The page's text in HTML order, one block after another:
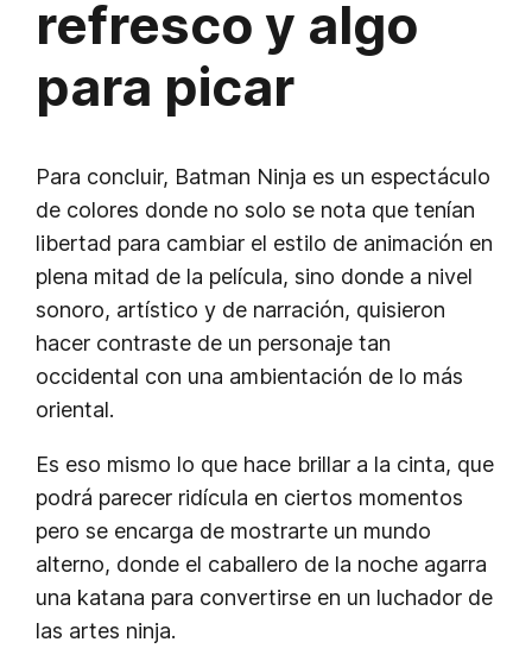
refresco y algo
para picar
Para concluir, Batman Ninja es un espectáculo
de colores donde no solo se nota que tenían
libertad para cambiar el estilo de animación en
plena mitad de la película, sino donde a nivel
sonoro, artístico y de narración, quisieron
hacer contraste de un personaje tan
occidental con una ambientación de lo más
oriental.
Es eso mismo lo que hace brillar a la cinta, que
podrá parecer ridícula en ciertos momentos
pero se encarga de mostrarte un mundo
alterno, donde el caballero de la noche agarra
una katana para convertirse en un luchador de
las artes ninja.